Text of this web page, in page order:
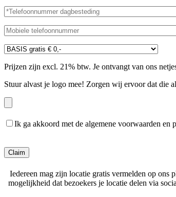
Prijzen zijn excl. 21% btw. Je ontvangt van ons
Stuur alvast je logo mee! Zorgen wij ervoor dat die
Ik ga akkoord met de algemene voorwaarden en
Iedereen mag zijn locatie gratis vermelden op ons
mogelijkheid dat bezoekers je locatie delen via